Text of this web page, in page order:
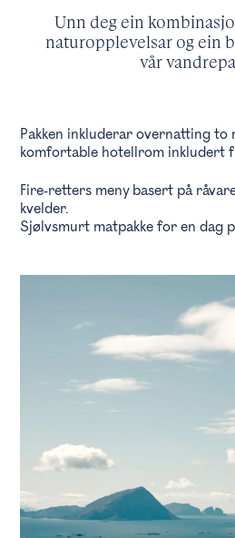
Unn deg ein
naturopplevelsar og ein
vår
Pakken inkluderar overnatting to
komfortable hotellrom inkludert
Fire-retters meny basert på
kvelder.
Sjølvsmurt matpakke for en dag